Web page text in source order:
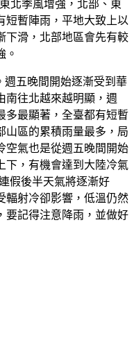
北季風增強，北部、東
短暫陣雨，平地大致上以
下滑，北部地區會先有較
。
週五晚間開始逐漸受到華
南往北越來越明顯，週
多最顯著，全臺都有短暫
山區的累積雨量最多，局
空氣也是從週五晚間開始
下，有機會達到大陸冷氣
假後半天氣將逐漸好
輻射冷卻影響，低溫仍然
要記得注意降雨，並做好